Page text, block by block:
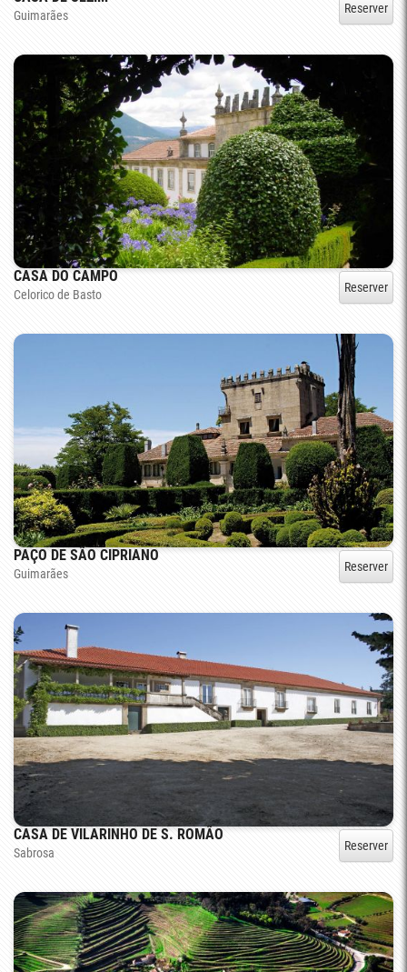
Guimarães Reserver
CASA DO CAMPO
Celorico de Basto Reserver
PAÇO DE SÃO CIPRIANO
Guimarães Reserver
CASA DE VILARINHO DE S. ROMÃO
Sabrosa Reserver